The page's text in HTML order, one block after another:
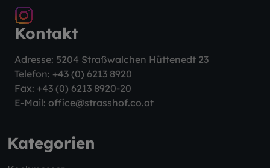
Kontakt
Adresse: 5204 Straßwalchen Hüttenedt 23
Telefon: +43 (0) 6213 8920
Fax: +43 (0) 6213 8920-20
E-Mail: office@strasshof.co.at
Kategorien